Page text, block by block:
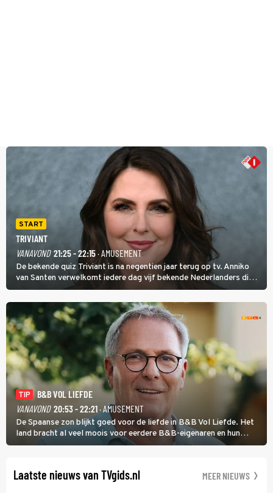
START
TRIVIANT
VANAVOND 21:25 - 22:15· AMUSEMENT
De bekende quiz Triviant is na negentien jaar terug op tv. Anniko
van Santen verwelkomt iedere dag vijf bekende Nederlanders die
vragen beantwoorden in verschillende categorieën. De beste
speler gaat direct door naar de finaleweek.
TIP
B&B VOL LIEFDE
VANAVOND 20:53 - 22:21· AMUSEMENT
De Spaanse zon blijkt goed voor de liefde in B&B Vol Liefde. Het
land bracht al veel moois voor eerdere B&B-eigenaren en hun
partners. Ook Paul runt zijn gastenverblijf in Spanje. De 62-jarige
Laatste nieuws van TVgids.nl MEER NIEUWS